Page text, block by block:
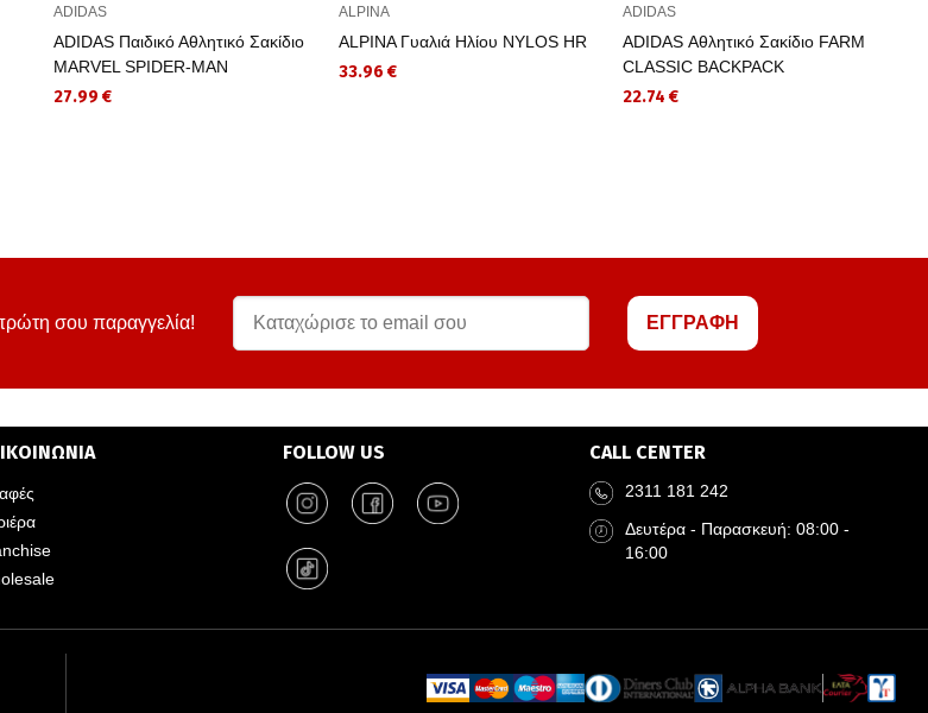
ADIDAS
ADIDAS Παιδικό Αθλητικό Σακίδιο
MARVEL SPIDER-MAN
27.99 €
ALPINA
ALPINA Γυαλιά Ηλίου NYLOS HR
33.96 €
ADIDAS
ADIDAS Αθλητικό Σακίδιο FARM
CLASSIC BACKPACK
22.74 €
σου παραγγελία! ΕΓΓΡΑΦΗ
FOLLOW US CALL CENTER
2311 181 242
Δευτέρα - Παρασκευή: 08:00 -
16:00